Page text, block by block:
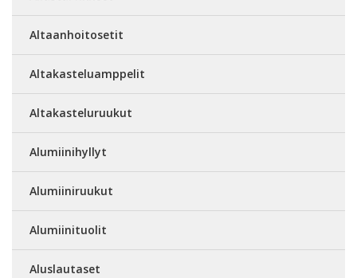
Altaanhoitosetit
Altakasteluamppelit
Altakasteluruukut
Alumiinihyllyt
Alumiiniruukut
Alumiinituolit
Aluslautaset